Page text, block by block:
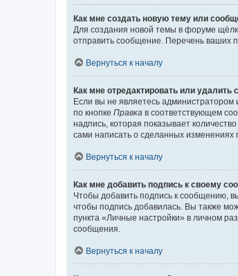
Как мне создать новую тему или
Для создания новой темы в форуме
отправить сообщение. Перечень ваших
Вернуться к началу
Как мне отредактировать или удалить
Если вы не являетесь
по кнопке Правка в соответствующем
надпись, которая показывает
сами написать о сделанных изменениях
Вернуться к началу
Как мне добавить подпись к своему
Чтобы добавить подпись к сообщению,
чтобы подпись добавилась. Вы также
пункта «Личные настройки» в личном
сообщения.
Вернуться к началу